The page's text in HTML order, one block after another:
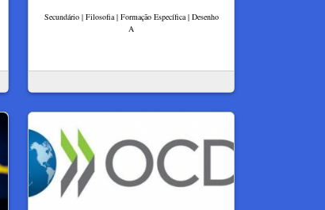
Secundário | Filosofia | Formação Específica | Desenho
A